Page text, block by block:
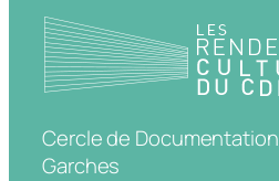
Cercle de
Garches